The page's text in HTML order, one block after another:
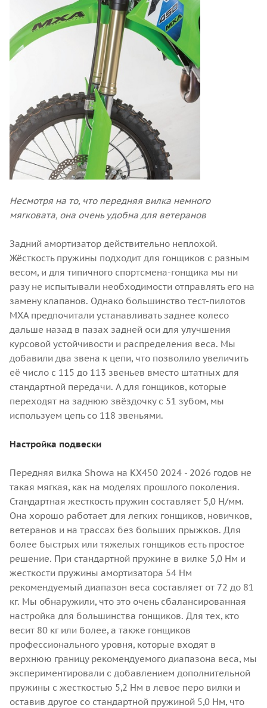
Несмотря на то, что передняя вилка немного
мягковата, она очень удобна для ветеранов
Задний амортизатор действительно неплохой.
Жёсткость пружины подходит для гонщиков с разным
весом, и для типичного спортсмена-гонщика мы ни
разу не испытывали необходимости отправлять его на
замену клапанов. Однако большинство тест-пилотов
МХА предпочитали устанавливать заднее колесо
дальше назад в пазах задней оси для улучшения
курсовой устойчивости и распределения веса. Мы
добавили два звена к цепи, что позволило увеличить
её число с 115 до 113 звеньев вместо штатных для
стандартной передачи. А для гонщиков, которые
переходят на заднюю звёздочку с 51 зубом, мы
используем цепь со 118 звеньями.
Настройка подвески
Передняя вилка Showa на KX450 2024 - 2026 годов не
такая мягкая, как на моделях прошлого поколения.
Стандартная жесткость пружин составляет 5,0 Н/мм.
Она хорошо работает для легких гонщиков, новичков,
ветеранов и на трассах без больших прыжков. Для
более быстрых или тяжелых гонщиков есть простое
решение. При стандартной пружине в вилке 5,0 Нм и
жесткости пружины амортизатора 54 Нм
рекомендуемый диапазон веса составляет от 72 до 81
кг. Мы обнаружили, что это очень сбалансированная
настройка для большинства гонщиков. Для тех, кто
весит 80 кг или более, а также гонщиков
профессионального уровня, которые входят в
верхнюю границу рекомендуемого диапазона веса, мы
экспериментировали с добавлением дополнительной
пружины с жесткостью 5,2 Нм в левое перо вилки и
оставив другое со стандартной пружиной 5,0 Нм, что